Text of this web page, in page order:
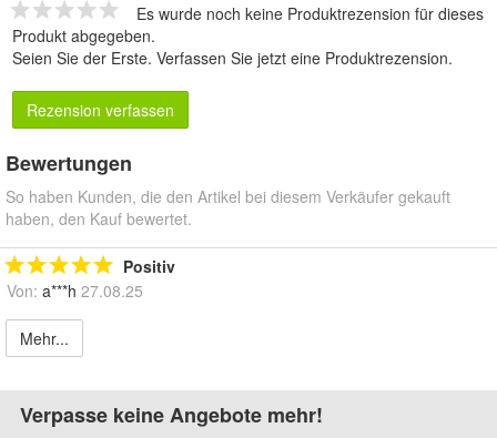
Es wurde noch keine Produktrezension für dieses
Produkt abgegeben.
Seien Sie der Erste. Verfassen Sie jetzt eine Produktrezension.
Rezension verfassen
Bewertungen
So haben Kunden, die den Artikel bei diesem Verkäufer gekauft
haben, den Kauf bewertet.
Positiv
Von: a***h 27.08.25
Mehr...
Verpasse keine Angebote mehr!